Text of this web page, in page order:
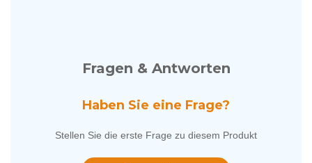
Fragen & Antworten
Haben Sie eine Frage?
Stellen Sie die erste Frage zu diesem Produkt